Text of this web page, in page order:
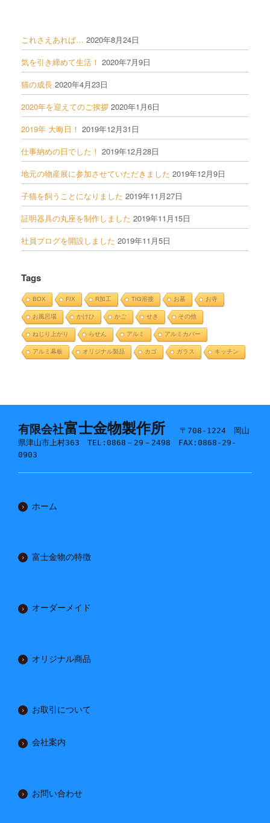
これさえあれば… 2020年8月24日
気を引き締めて生活！ 2020年7月9日
猫の成長 2020年4月23日
2020年を迎えてのご挨拶 2020年1月6日
2019年 大晦日！ 2019年12月31日
仕事納めの日でした！ 2019年12月28日
地元の物産展に参加させていただきました 2019年12月9日
子猫を飼うことになりました 2019年11月27日
証明器具の丸座を制作しました 2019年11月15日
社員ブログを開設しました 2019年11月5日
Tags
BOX FIX R加工 TIG溶接 お墓 お寺
お風呂場 かけひ かご せき その他
ねじり上がり らせん アルミ アルミカバー
アルミ幕板 オリジナル製品 カゴ ガラス キッチン
有限会社富士金物製作所
〒708-1224 岡山
県津山市上村363 TEL:0868－29－2498 FAX:0868-29-
0903
ホーム
富士金物の特徴
オーダーメイド
オリジナル商品
お取引について
会社案内
お問い合わせ